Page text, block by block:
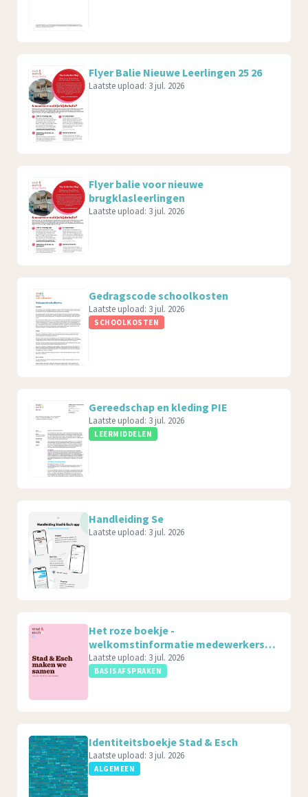
Flyer Balie Nieuwe Leerlingen 25 26
Laatste upload: 3 jul. 2026
Flyer balie voor nieuwe
brugklasleerlingen
Laatste upload: 3 jul. 2026
Gedragscode schoolkosten
Laatste upload: 3 jul. 2026
SCHOOLKOSTEN
Gereedschap en kleding PIE
Laatste upload: 3 jul. 2026
LEERMIDDELEN
Handleiding Se
Laatste upload: 3 jul. 2026
Het roze boekje -
welkomstinformatie medewerkers
2026-2027
Laatste upload: 3 jul. 2026
BASISAFSPRAKEN
Identiteitsboekje Stad & Esch
Laatste upload: 3 jul. 2026
ALGEMEEN